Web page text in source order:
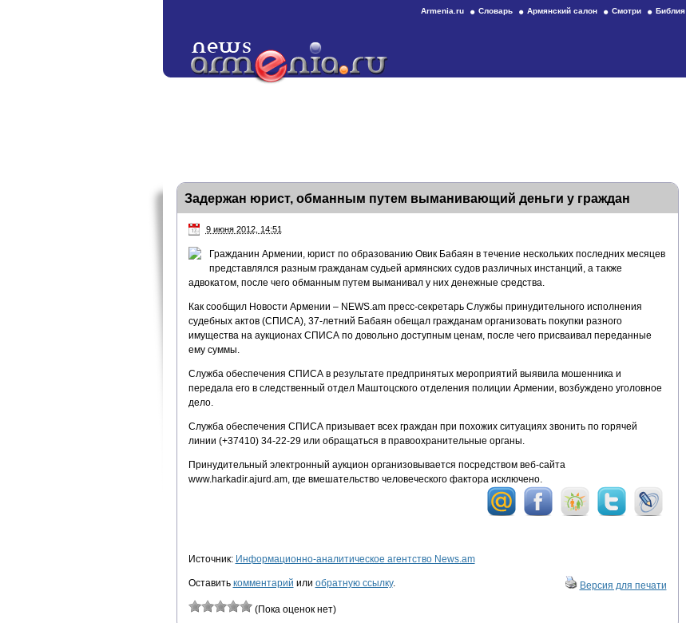
Armenia.ru Словарь Армянский салон Смотри Библия
Задержан юрист, обманным путем выманивающий деньги у граждан
9 июня 2012, 14:51
Гражданин Армении, юрист по образованию Овик Бабаян в течение нескольких последних месяцев
представлялся разным гражданам судьей армянских судов различных инстанций, а также
адвокатом, после чего обманным путем выманивал у них денежные средства.
Как сообщил Новости Армении – NEWS.am пресс-секретарь Службы принудительного исполнения
судебных актов (СПИСА), 37-летний Бабаян обещал гражданам организовать покупки разного
имущества на аукционах СПИСА по довольно доступным ценам, после чего присваивал переданные
ему суммы.
Служба обеспечения СПИСА в результате предпринятых мероприятий выявила мошенника и
передала его в следственный отдел Маштоцского отделения полиции Армении, возбуждено уголовное
дело.
Служба обеспечения СПИСА призывает всех граждан при похожих ситуациях звонить по горячей
линии (+37410) 34-22-29 или обращаться в правоохранительные органы.
Принудительный электронный аукцион организовывается посредством веб-сайта
www.harkadir.ajurd.am, где вмешательство человеческого фактора исключено.
Источник: Информационно-аналитическое агентство News.am
Оставить комментарий или обратную ссылку. Версия для печати
(Пока оценок нет)